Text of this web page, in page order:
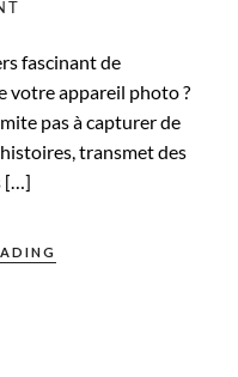
fascinant de
votre appareil photo ?
pas à capturer de
transmet des
[…]